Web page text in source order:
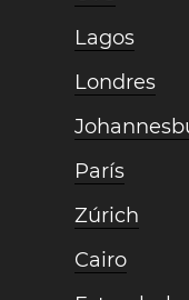
Lagos
Londres
París
Zúrich
Cairo